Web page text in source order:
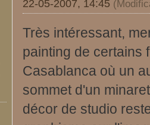
22-05-2007, 14:45
Très intéressant,
painting de certains
Casablanca où un
sommet d'un
décor de studio